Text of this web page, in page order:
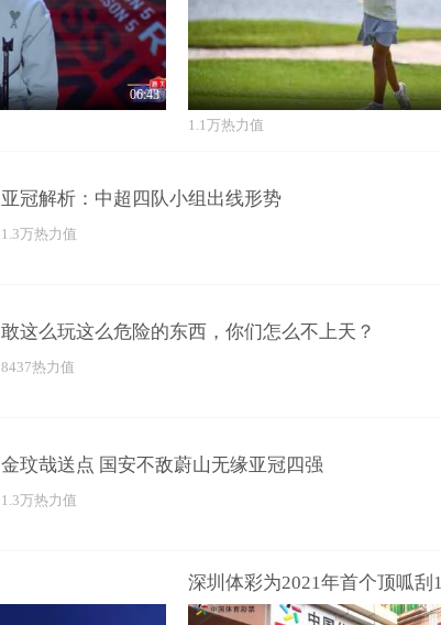
06:43
1.1万热力值
亚冠解析：中超四队小组出线形势
1.3万热力值
敢这么玩这么危险的东西，你们怎么不上天？
8437热力值
金玟哉送点 国安不敌蔚山无缘亚冠四强
1.3万热力值